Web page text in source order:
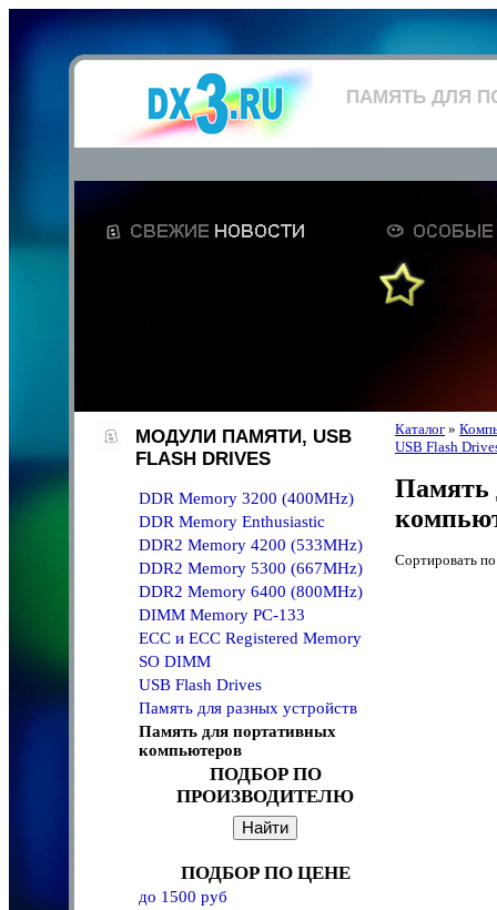
ПАМЯТЬ ДЛЯ
МОДУЛИ ПАМЯТИ, USB
FLASH DRIVES
DDR Memory 3200 (400MHz)
DDR Memory Enthusiastic
DDR2 Memory 4200 (533MHz)
DDR2 Memory 5300 (667MHz)
DDR2 Memory 6400 (800MHz)
DIMM Memory PC-133
ECC и ECC Registered Memory
SO DIMM
USB Flash Drives
Память для разных устройств
Память для портативных
компьютеров
ПОДБОР ПО
ПРОИЗВОДИТЕЛЮ
ПОДБОР ПО ЦЕНЕ
до 1500 руб
Каталог »
USB Flash
Память
Сортировать